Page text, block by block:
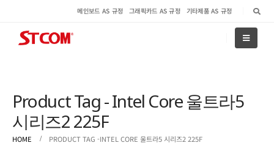
메인보드 AS 규정 그래픽카드 AS 규정 기타제품 AS 규정
Product Tag - Intel Core 울트라5
시리즈2 225F
HOME PRODUCT TAG -INTEL CORE 울트라5 시리즈2 225F